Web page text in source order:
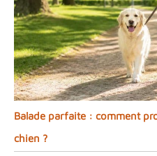
Balade parfaite : comment
chien ?